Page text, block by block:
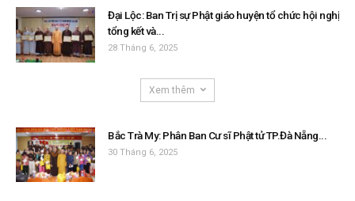
Đại Lộc: Ban Trị sự Phật giáo huyện tổ chức hội nghị
tổng kết và...
28 Tháng 6, 2025
Xem thêm
Bắc Trà My: Phân Ban Cư sĩ Phật tử TP.Đà Nẵng...
30 Tháng 6, 2025